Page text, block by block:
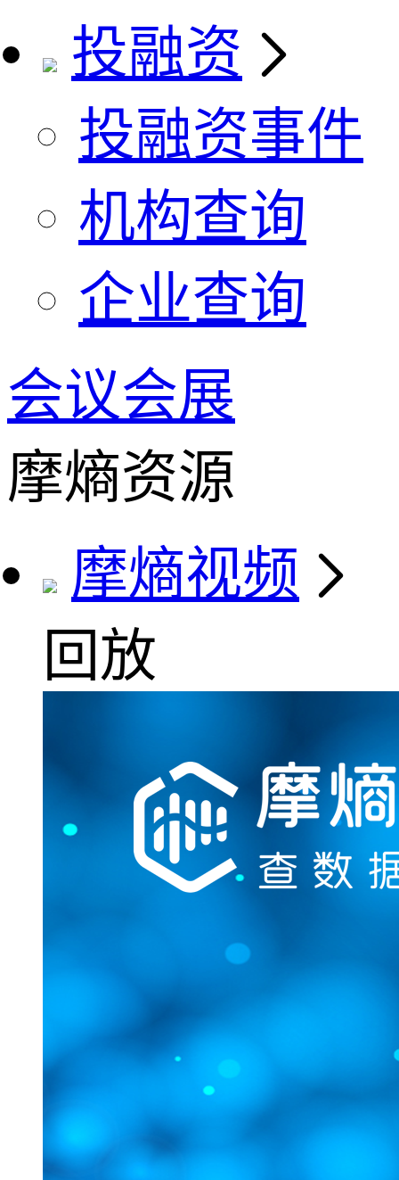
投融资
投融资事件
机构查询
企业查询
会议会展
摩熵资源
摩熵视频
回放